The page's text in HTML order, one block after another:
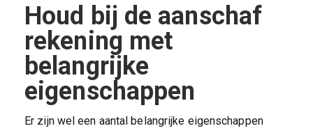
Houd bij de aanschaf
rekening met
belangrijke
eigenschappen
Er zijn wel een aantal belangrijke eigenschappen